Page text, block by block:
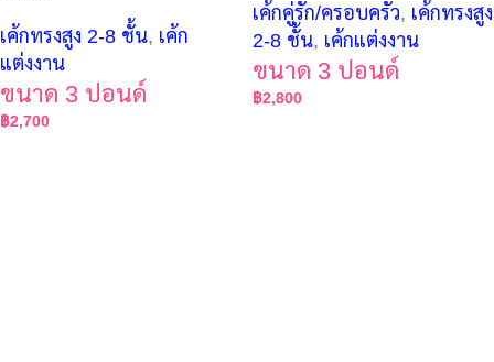
เค้กทรงสูง 2-8 ชั้น, เค้ก
แต่งงาน
ขนาด 3 ปอนด์
฿2,700
เค้กคู่รัก/ครอบครัว, เค้กทรงสูง
2-8 ชั้น, เค้กแต่งงาน
ขนาด 3 ปอนด์
฿2,800